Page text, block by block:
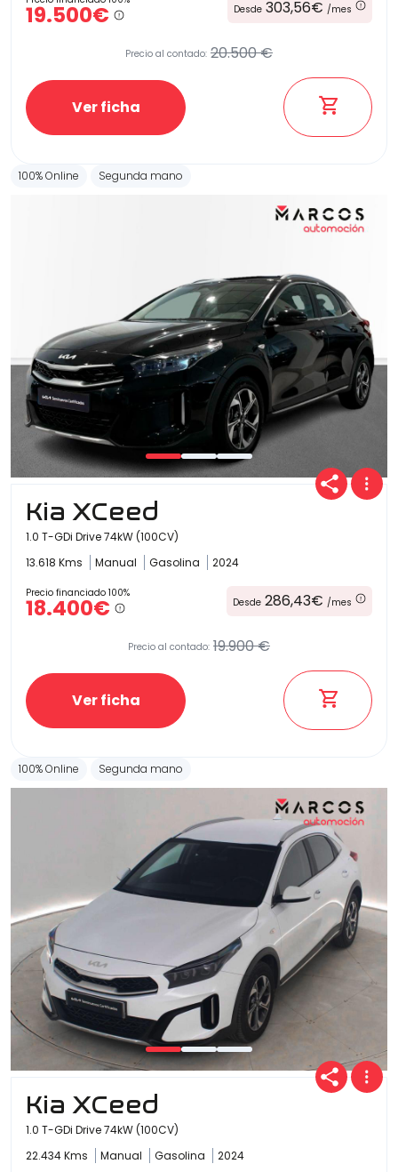
19.500€ Desde 303,56€ /mes
Precio al contado: 20.500 €
Ver ficha
100% Online Segunda mano
Kia XCeed
1.0 T-GDi Drive 74kW (100CV)
13.618 Kms
Manual Gasolina 2024
Precio financiado 100%
18.400€ Desde 286,43€ /mes
Precio al contado: 19.900 €
Ver ficha
100% Online Segunda mano
Kia XCeed
1.0 T-GDi Drive 74kW (100CV)
22.434 Kms
Manual Gasolina 2024